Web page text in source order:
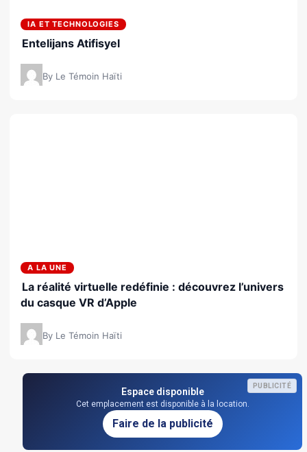
IA ET TECHNOLOGIES
Entelijans Atifisyel
By Le Témoin Haïti
A LA UNE
La réalité virtuelle redéfinie : découvrez l’univers
du casque VR d’Apple
By Le Témoin Haïti
PUBLICITÉ
Espace disponible
Cet emplacement est disponible à la location.
Faire de la publicité